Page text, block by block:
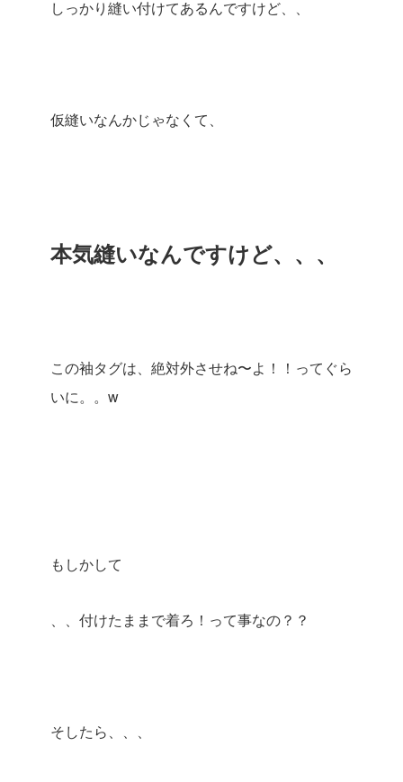
しっかり縫い付けてあるんですけど、、
仮縫いなんかじゃなくて、
本気縫いなんですけど、、、
この袖タグは、絶対外させね〜よ！！ってぐら
いに。。w
もしかして
、、付けたままで着ろ！って事なの？？
そしたら、、、